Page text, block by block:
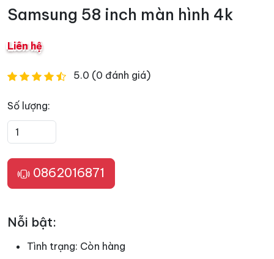
Samsung 58 inch màn hình 4k
Liên hệ
5.0 (0 đánh giá)
Số lượng:
0862016871
Nỗi bật:
Tình trạng: Còn hàng